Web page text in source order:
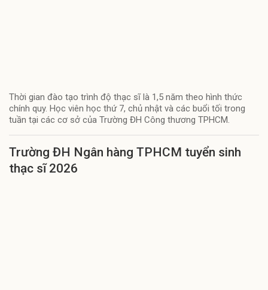
Thời gian đào tạo trình độ thạc sĩ là 1,5 năm theo hình thức
chính quy. Học viên học thứ 7, chủ nhật và các buổi tối trong
tuần tại các cơ sở của Trường ĐH Công thương TPHCM.
Trường ĐH Ngân hàng TPHCM tuyển sinh
thạc sĩ 2026